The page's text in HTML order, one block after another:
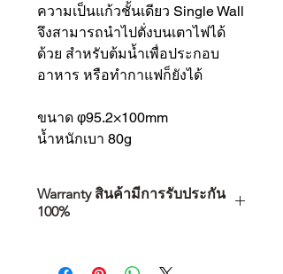
ความเป็นแก้วชั้นเดียว Single Wall
จึงสามารถนำไปตั่งบนเตาไฟได้
ด้วย สำหรับต้มน้ำเพื่อประกอบ
อาหาร หรือทำกาแฟก็ยังได้
ขนาด φ95.2×100mm
น้ำหนักเบา 80g
Warranty สินค้ามีการรับประกัน
100%
คุณตัดสินใจซื้อ แต่รวมไปถึง